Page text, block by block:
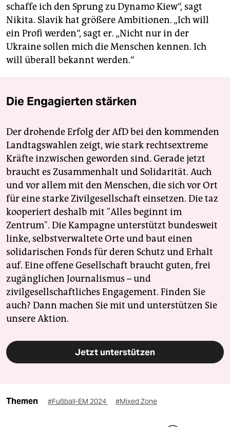
schaffe ich den Sprung zu Dynamo Kiew“, sagt
Nikita. Slavik hat größere Ambitionen. „Ich will
ein Profi werden“, sagt er. „Nicht nur in der
Ukraine sollen mich die Menschen kennen. Ich
will überall bekannt werden.“
Die Engagierten stärken
Der drohende Erfolg der AfD bei den kommenden
Landtagswahlen zeigt, wie stark rechtsextreme
Kräfte inzwischen geworden sind. Gerade jetzt
braucht es Zusammenhalt und Solidarität. Auch
und vor allem mit den Menschen, die sich vor Ort
für eine starke Zivilgesellschaft einsetzen. Die taz
kooperiert deshalb mit "Alles beginnt im
Zentrum". Die Kampagne unterstützt bundesweit
linke, selbstverwaltete Orte und baut einen
solidarischen Fonds für deren Schutz und Erhalt
auf. Eine offene Gesellschaft braucht guten, frei
zugänglichen Journalismus – und
zivilgesellschaftliches Engagement. Finden Sie
auch? Dann machen Sie mit und unterstützen Sie
unsere Aktion.
Jetzt unterstützen
Themen #Fußball-EM 2024 #Mixed Zone